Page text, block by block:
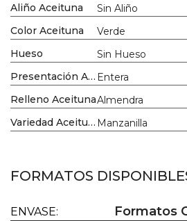
Aliño Aceituna
Sin Aliño
Color Aceituna
Verde
Hueso
Sin Hueso
Presentación Aceituna Entera
Relleno AceitunaAlmendra
Variedad Aceituna Manzanilla
FORMATOS
ENVASE: Formatos